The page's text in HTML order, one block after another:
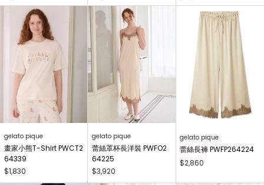
gelato pique
畫家小熊T-Shirt PWCT2
64339
$1,830
gelato pique
蕾絲罩杯長洋裝 PWFO2
64225
$3,920
gelato pique
蕾絲長褲 PWFP264224
$2,860